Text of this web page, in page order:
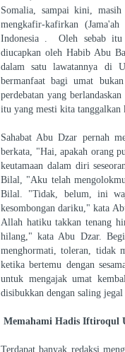
Somalia, sampai kini, masih
mengkafir-kafirkan
Indonesia . Oleh sebab itu
diucapkan oleh Habib Abu
dalam satu lawatannya di
bermanfaat bagi umat
perdebatan yang
itu yang mesti kita tanggalkan
Sahabat Abu Dzar pernah
berkata, "Hai, apakah orang
keutamaan dalam diri
Bilal, "Aku telah
Bilal. "Tidak, belum, ini
kesombongan dariku," kata
Allah hatiku takkan tenang
hilang," kata Abu Dzar.
menghormati, toleran, tidak
ketika bertemu dengan
untuk mengajak umat
disibukkan dengan saling jegal
Memahami Hadis Iftiroqul
Terdapat banyak redaksi